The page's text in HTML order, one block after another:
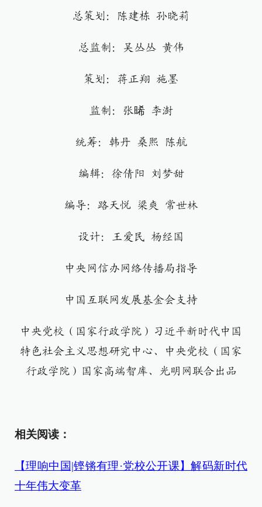
总策划：陈建栋 孙晓莉
总监制：吴丛丛 黄伟
策划：蒋正翔 施墨
监制：张晞 李澍
统筹：韩丹 桑熙 陈航
编辑：徐倩阳 刘梦甜
编导：路天悦 梁爽 常世林
设计：王爱民 杨经国
中央网信办网络传播局指导
中国互联网发展基金会支持
中央党校（国家行政学院）习近平新时代中国
特色社会主义思想研究中心、中央党校（国家
行政学院）国家高端智库、光明网联合出品
相关阅读：
【理响中国|铿锵有理·党校公开课】解码新时代
十年伟大变革